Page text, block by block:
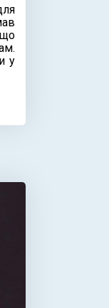
що
у